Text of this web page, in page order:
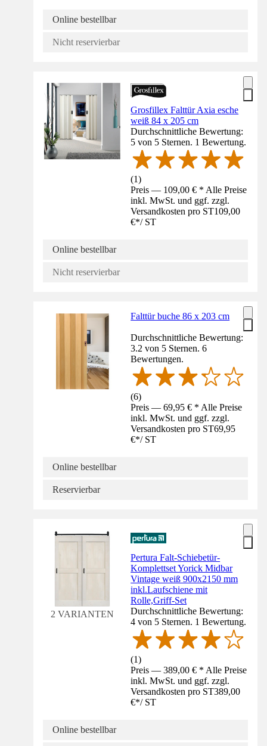
Online bestellbar
Nicht reservierbar
Grosfillex Falttür Axia esche
weiß 84 x 205 cm
Durchschnittliche Bewertung:
5 von 5 Sternen. 1 Bewertung.
(1)
Preis — 109,00 € * Alle Preise
inkl. MwSt. und ggf. zzgl.
Versandkosten pro ST109,00
€*/ ST
Online bestellbar
Nicht reservierbar
Falttür buche 86 x 203 cm
Durchschnittliche Bewertung:
3.2 von 5 Sternen. 6
Bewertungen.
(6)
Preis — 69,95 € * Alle Preise
inkl. MwSt. und ggf. zzgl.
Versandkosten pro ST69,95
€*/ ST
Online bestellbar
Reservierbar
2 VARIANTEN
Pertura Falt-Schiebetür-
Komplettset Yorick Midbar
Vintage weiß 900x2150 mm
inkl.Laufschiene mit
Rolle,Griff-Set
Durchschnittliche Bewertung:
4 von 5 Sternen. 1 Bewertung.
(1)
Preis — 389,00 € * Alle Preise
inkl. MwSt. und ggf. zzgl.
Versandkosten pro ST389,00
€*/ ST
Online bestellbar